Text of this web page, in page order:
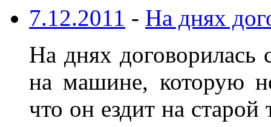
7.12.2011 - На днях
На днях договорилась
на машине, которую
что он ездит на